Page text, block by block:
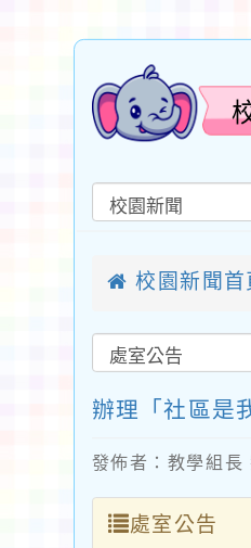
校園新聞首
辦理「社區是
發佈者：教學組
處室公告